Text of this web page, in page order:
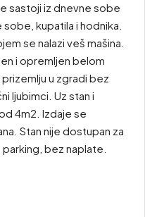
sastoji iz dnevne sobe
kupatila i hodnika.
se nalazi veš mašina.
i opremljen belom
u zgradi bez
ljubimci. Uz stan i
4m2. Izdaje se
Stan nije dostupan za
bez naplate.